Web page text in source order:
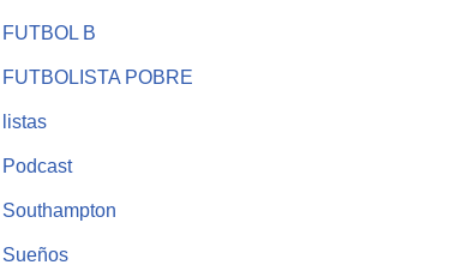
FUTBOL B
FUTBOLISTA POBRE
listas
Podcast
Southampton
Sueños